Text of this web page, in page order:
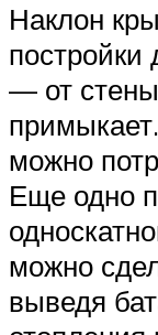
Наклон
постройки
— от
можно
Еще одно
можно
выведя